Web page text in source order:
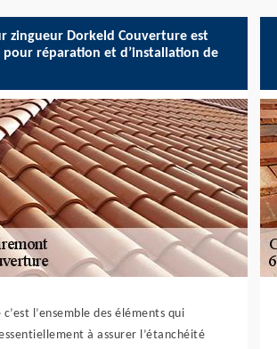
zingueur Dorkeld Couverture est
réparation et d’installation de
l’ensemble des éléments qui
à assurer l’étanchéité